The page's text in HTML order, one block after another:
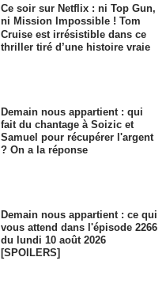
Ce soir sur Netflix : ni Top Gun,
ni Mission Impossible ! Tom
Cruise est irrésistible dans ce
thriller tiré d’une histoire vraie
Demain nous appartient : qui
fait du chantage à Soizic et
Samuel pour récupérer l'argent
? On a la réponse
Demain nous appartient : ce qui
vous attend dans l'épisode 2266
du lundi 10 août 2026
[SPOILERS]